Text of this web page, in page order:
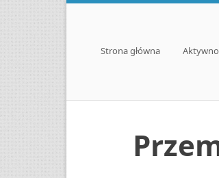
Menu
Skip to content
Strona główna